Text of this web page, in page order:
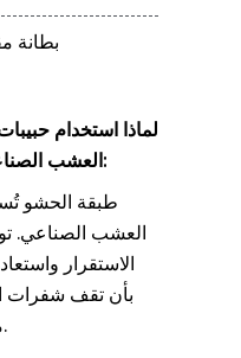
بطانة
العشب الصناعي؟ هنا نسرد ثلاثة أسباب مهمة:
طبقة الحشو
العشب الصناعي.
الاستقرار
بأن تقف شفرات
مما يعطي العشب مظهرًا طبيعيًا.